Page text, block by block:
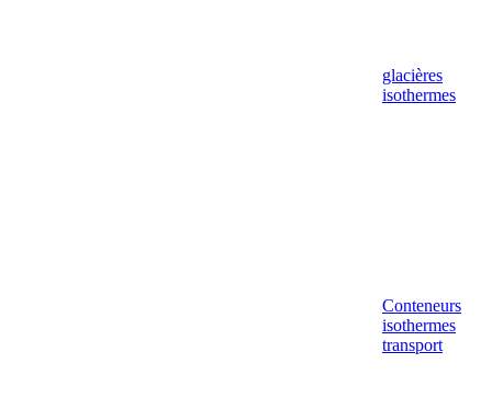
glacières
isothermes
Conteneurs
isothermes
transport